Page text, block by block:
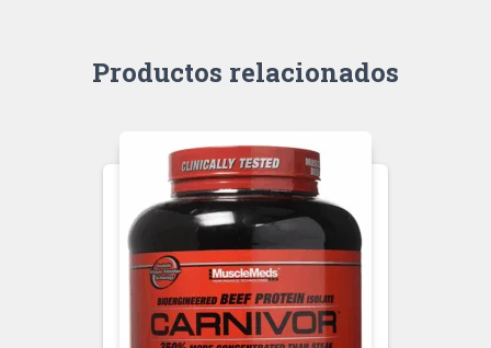
Productos relacionados